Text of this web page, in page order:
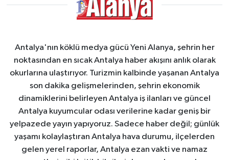
Antalya'nın köklü medya gücü Yeni Alanya, şehrin her
noktasından en sıcak Antalya haber akışını anlık olarak
okurlarına ulaştırıyor. Turizmin kalbinde yaşanan Antalya
son dakika gelişmelerinden, şehrin ekonomik
dinamiklerini belirleyen Antalya iş ilanları ve güncel
Antalya kuyumcular odası verilerine kadar geniş bir
yelpazede yayın yapıyoruz. Sadece haber değil; günlük
yaşamı kolaylaştıran Antalya hava durumu, ilçelerden
gelen yerel raporlar, Antalya ezan vakti ve namaz